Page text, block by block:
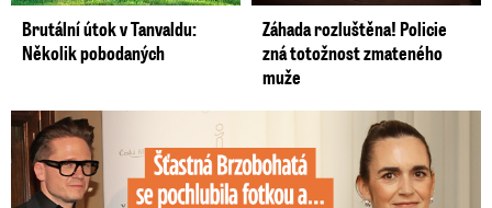
Brutální útok v Tanvaldu:
Několik pobodaných
Záhada rozluštěna! Policie
zná totožnost zmateného
muže
Šťastná Brzobohatá se pochlubila fotkou: Rýpanec od Ondřeje